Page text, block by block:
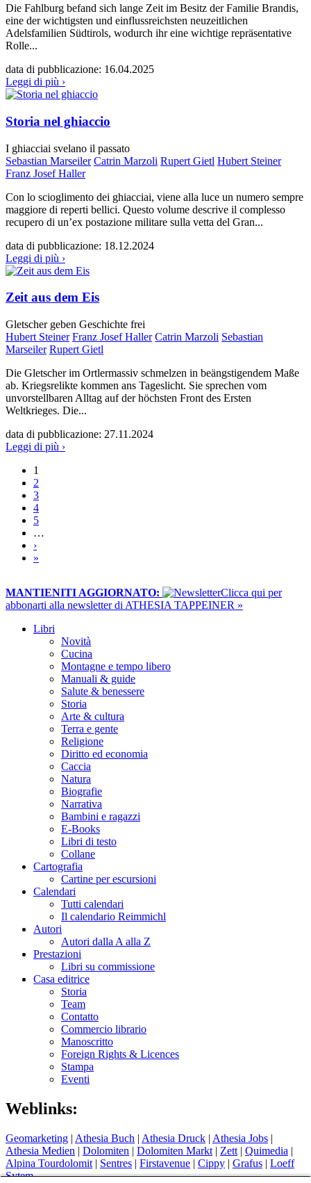
Die Fahlburg befand sich lange Zeit im Besitz der Familie Brandis,
eine der wichtigsten und einflussreichsten neuzeitlichen
Adelsfamilien Südtirols, wodurch ihr eine wichtige repräsentative
Rolle...
data di pubblicazione: 16.04.2025
Leggi di più ›
Storia nel ghiaccio
I ghiacciai svelano il passato
Sebastian Marseiler Catrin Marzoli Rupert Gietl Hubert Steiner
Franz Josef Haller
Con lo scioglimento dei ghiacciai, viene alla luce un numero sempre
maggiore di reperti bellici. Questo volume descrive il complesso
recupero di un’ex postazione militare sulla vetta del Gran...
data di pubblicazione: 18.12.2024
Leggi di più ›
Zeit aus dem Eis
Gletscher geben Geschichte frei
Hubert Steiner Franz Josef Haller Catrin Marzoli Sebastian
Marseiler Rupert Gietl
Die Gletscher im Ortlermassiv schmelzen in beängstigendem Maße
ab. Kriegsrelikte kommen ans Tageslicht. Sie sprechen vom
unvorstellbaren Alltag auf der höchsten Front des Ersten
Weltkrieges. Die...
data di pubblicazione: 27.11.2024
Leggi di più ›
Pagine
1
2
3
4
5
…
›
»
MANTIENITI AGGIORNATO:
​Clicca qui per
abbonarti alla newsletter di ATHESIA TAPPEINER »
Libri
Novità
Cucina
Montagne e tempo libero
Manuali & guide
Salute & benessere
Storia
Arte & cultura
Terra e gente
Religione
Diritto ed economia
Caccia
Natura
Biografie
Narrativa
Bambini e ragazzi
E-Books
Libri di testo
Collane
Cartografia
Cartine per escursioni
Calendari
Tutti calendari
Il calendario Reimmichl
Autori
Autori dalla A alla Z
Prestazioni
Libri su commissione
Casa editrice
Storia
Team
Contatto
Commercio librario
Manoscritto
Foreign Rights & Licences
Stampa
Eventi
Weblinks:
Geomarketing | Athesia Buch | Athesia Druck | Athesia Jobs |
Athesia Medien | Dolomiten | Dolomiten Markt | Zett | Quimedia |
Alpina Tourdolomit | Sentres | Firstavenue | Cippy | Grafus | Loeff
Sytem